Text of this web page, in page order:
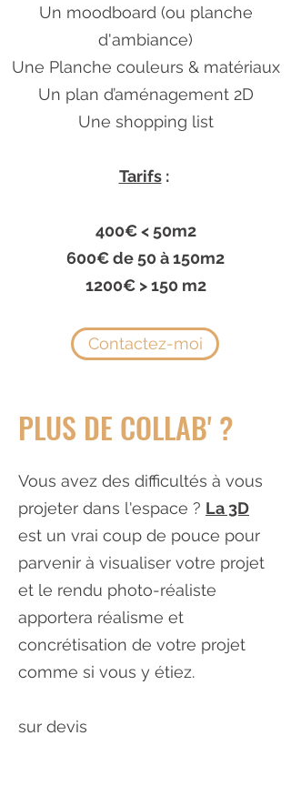
Un moodboard (ou planche
d'ambiance)
Une Planche couleurs & matériaux
Un plan d’aménagement 2D
Une shopping list
Tarifs:
400€ < 50m2
600€ de 50 à 150m2
1200€ > 150 m2
Contactez-moi
PLUS DE COLLAB' ?
Vous avez des difficultés à vous
projeter dans l'espace ? La 3D
est un vrai coup de pouce pour
parvenir à visualiser votre projet
et le rendu photo-réaliste
apportera réalisme et
concrétisation de votre projet
comme si vous y étiez.
sur devis